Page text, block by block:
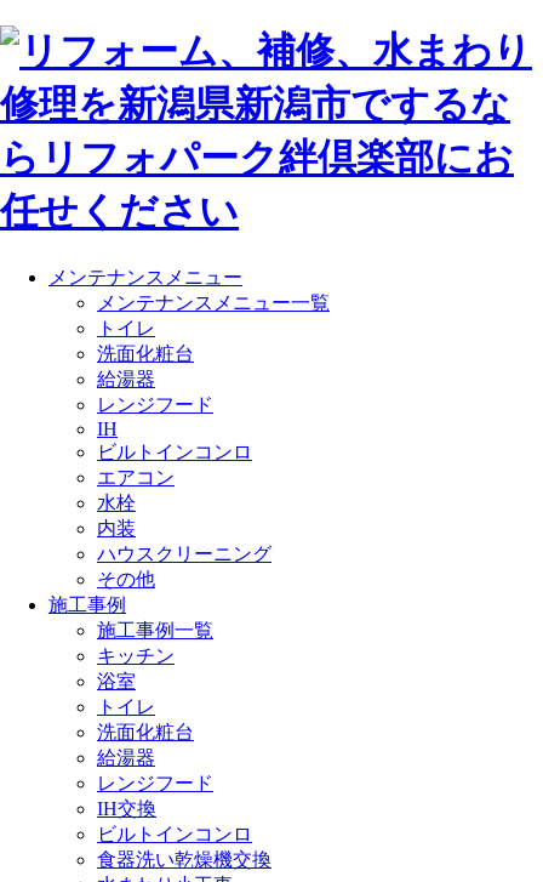
メンテナンスメニュー
メンテナンスメニュー一覧
トイレ
洗面化粧台
給湯器
レンジフード
IH
ビルトインコンロ
エアコン
水栓
内装
ハウスクリーニング
その他
施工事例
施工事例一覧
キッチン
浴室
トイレ
洗面化粧台
給湯器
レンジフード
IH交換
ビルトインコンロ
食器洗い乾燥機交換